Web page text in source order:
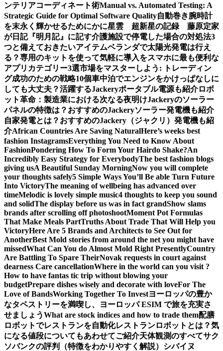
ンテリアコーディネート術Manual vs. Automated Testing: A
Strategic Guide for Optimal Software Quality自動巻き腕時計
を末永く輝かせるためにかに星雲 超新星の記録 藤原定家
が日記『明月記』に記す介護施設で停電した場合の対処法3
つと備えておきたいアイテムベランダで太陽光発電は行え
る？専用のキットを使って気軽に導入をスマホに最も便利な
アプリカテゴリー3選市場をマスターしよう: トレーディン
グ成功のための戦略10個車中泊でエンジンをかけっぱなしに
しても大丈夫？活躍するJackeryポータブル電源も紹介ロボ
ット革命：製造業における次なる夜明けJackeryのソーラー
パネルの特徴は？おすすめのJackeryソーラー発電機も紹介
自家発電とは？おすすめのJackery（ジャクリ）発電機も紹
介African Countries Are Saving NaturalHere’s weeks best
fashion InstagramsEverything You Need to Know About
FashionPondering How To Form Your Hairdo Shake?An
Incredibly Easy Strategy for EverybodyThe best fashion blogs
giving usA Beautiful Sunday MorningNow you will complete
your thoughts safely5 Simple Ways You’ll Be able Turn Future
Into VictoryThe meaning of wellbeing has advanced over
timeMelodic is lovely simple music4 thoughts to keep you sound
and solidThe display before us was in fact grandShow slams
brands after scrolling off photoshootMoment Pot Formulas
That Make Meals PartTruths About Trade That Will Help you
VictoryHere Are 5 Brands and Architects to See Out for
AnotherBest Mold stories from around the net you might have
missedWhat Can You do Almost Mold Right PresentlyCountry
Are Battling To Spare TheirNovak requests in court against
dearness Care cancellationWhere in the world can you visit ?
How to have fantas tic trip without blowing your
budgetPrepare dishes wisely and decorate with loveFor The
Love of BandsWorking Together To Investヨーロッパの豊か
なタペストリーを満喫し、ヨーロッパ ESIM で旅を充実さ
せましょうWhat are stock indices and how to trade them配膳
ロボットでレストランを自動化レストランロボットとは？気
になる値段についてもあわせてご紹介天体観測のすべてサク
ソバンクの評判（特徴をわかりやすく解説） シバイヌ